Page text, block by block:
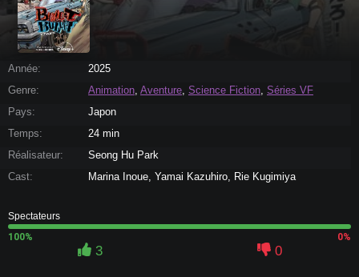
Année:
2025
Genre:
Animation, Aventure, Science Fiction, Séries VF
Pays:
Japon
Temps:
24 min
Réalisateur:
Seong Hu Park
Cast:
Marina Inoue, Yamai Kazuhiro, Rie Kugimiya
Spectateurs
100%
0%
3 0